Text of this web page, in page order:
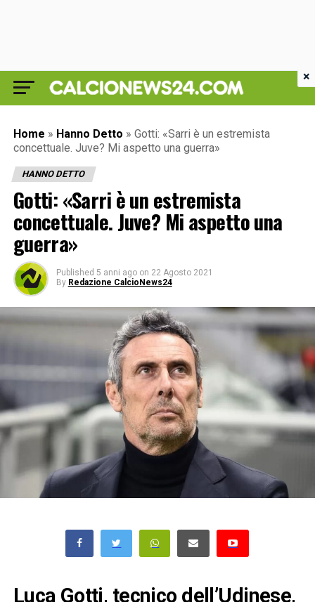
Home » Hanno Detto » Gotti: «Sarri è un estremista
concettuale. Juve? Mi aspetto una guerra»
HANNO DETTO
Gotti: «Sarri è un estremista
concettuale. Juve? Mi aspetto una
guerra»
Published 5 anni ago on 22 Agosto 2021
By Redazione CalcioNews24
Luca Gotti, tecnico dell’Udinese,
×